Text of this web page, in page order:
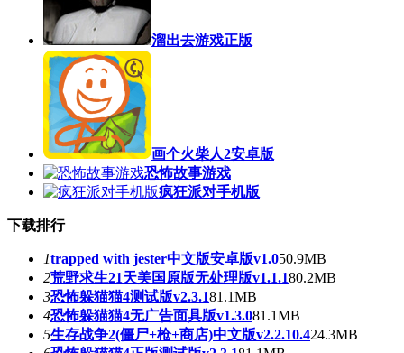
溜出去游戏正版
画个火柴人2安卓版
恐怖故事游戏
疯狂派对手机版
下载排行
1trapped with jester中文版安卓版v1.050.9MB
2荒野求生21天美国原版无处理版v1.1.180.2MB
3恐怖躲猫猫4测试版v2.3.181.1MB
4恐怖躲猫猫4无广告面具版v1.3.081.1MB
5生存战争2(僵尸+枪+商店)中文版v2.2.10.424.3MB